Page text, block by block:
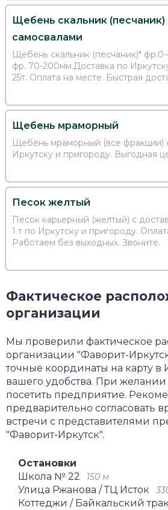
Щебень скальник (песчаник)
самосвалами
Щебень скальник (песчаник)*
фр. 70-200мм.Доставка по
25т. Оплата на месте. Быстрая
Щебень мраморный
Щебень мраморный (все фракции)
Иркутску и пригороду. Выгодная
Песок желтый
Песок карьерный (желтый) с
1 т по Иркутску и пригороду. Оплата на месте .
Работаем без выходных. Звоните.
Фактическое
организации
Мы проверили фактическое
организации "Фаворит-
точные координаты на карту в
вашего удобства. При
посетить предприятие.
предварительно согласовать
встречи с представителями
"Фаворит-Иркутск".
Остановки
Школа № 22
150 м
Улица Ржанова / ТЦ Исток
Коттеджи / Байкальский